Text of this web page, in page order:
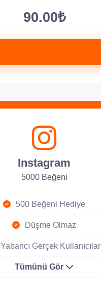
90.00₺
Instagram
5000 Beğeni
500 Beğeni Hediye
Düşme Olmaz
Yabancı Gerçek Kullanıcılar
Tümünü Gör